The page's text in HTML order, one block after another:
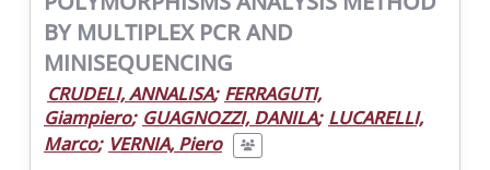
BY MULTIPLEX PCR AND
MINISEQUENCING
CRUDELI, ANNALISA; FERRAGUTI,
Giampiero; GUAGNOZZI, DANILA; LUCARELLI,
Marco; VERNIA, Piero